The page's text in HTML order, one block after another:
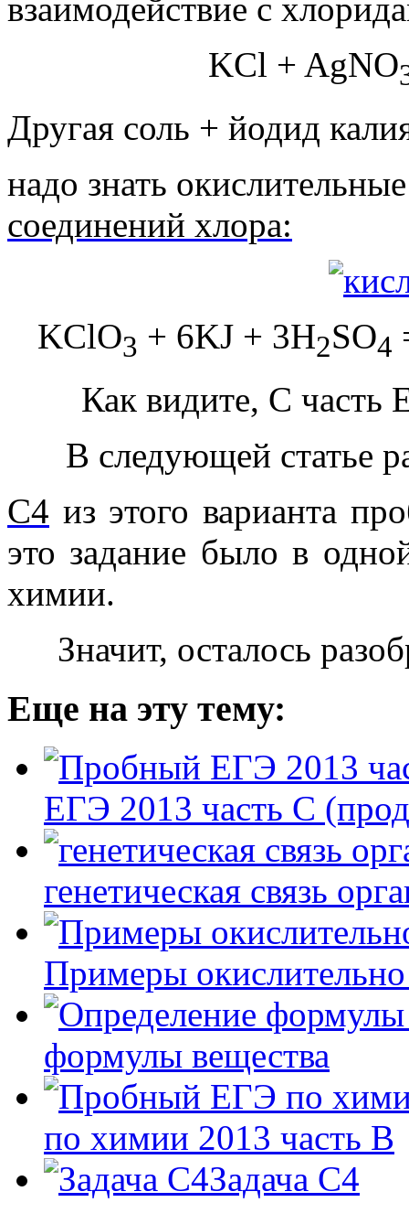
взаимодействие с
KCl + AgNO
Другая соль + йодид
надо знать
соединений хлора:
KClO3 + 6KJ + 3H2SO4
Как видите, С часть
В следующей статье
С4 из этого варианта
это задание было в
химии.
Значит, осталось
Еще на эту тему:
ЕГЭ 2013 часть С
генетическая связь
Примеры
формулы вещества
по химии 2013 часть B
Задача С4